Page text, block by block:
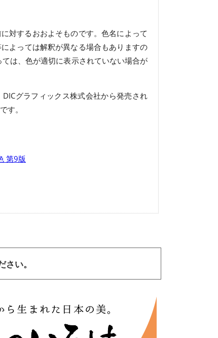
対するおおよそものです。色名によって
よっては解釈が異なる場合もありますの
は、色が適切に表示されていない場合が
グラフィックス株式会社から発売され
す。
第9版
い。